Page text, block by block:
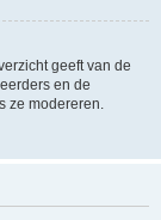
geeft van de
en de
ze modereren.